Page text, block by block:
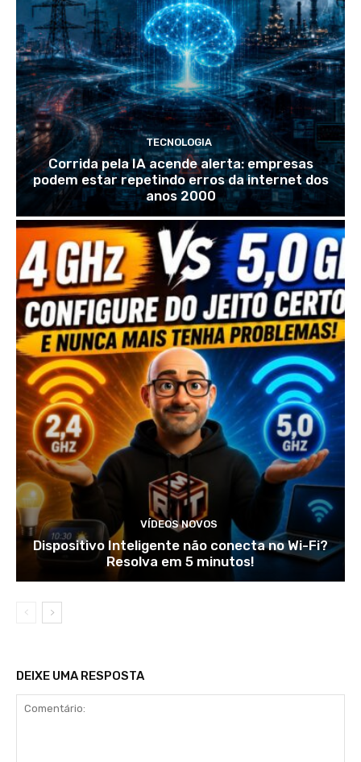
TECNOLOGIA
Corrida pela IA acende alerta: empresas
podem estar repetindo erros da internet dos
anos 2000
VÍDEOS NOVOS
Dispositivo Inteligente não conecta no Wi-Fi?
Resolva em 5 minutos!
DEIXE UMA RESPOSTA